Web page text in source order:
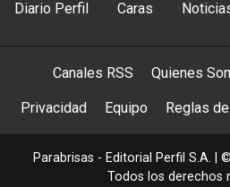
Diario Perfil Caras
Canales RSS Quienes
Privacidad Equipo Reglas
Parabrisas - Editorial Perfil S.A. |
Todos los derechos